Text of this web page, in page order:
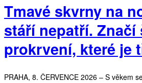
Tmavé skvrny na
stáří nepatří. Značí
prokrvení, které je
PRAHA, 8. ČERVENCE 2026 – S věkem